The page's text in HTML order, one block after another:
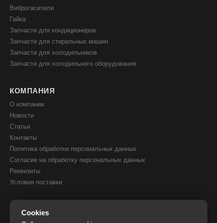
Виброгасители
Гайка
Запчасти для кондиционеров
Запчасти для стиральных машин
Запчасти для холодильников
Запчасти для холодильного оборудования
КОМПАНИЯ
О компании
Новости
Статьи
Контакты
Политика обработки персональных данных
Согласие на обработку персональных данных
Реквизиты
Условия поставки
КОНТАКТЫ
Cookies